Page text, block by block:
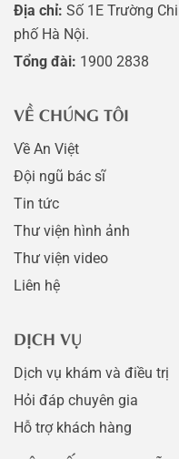
Địa chỉ: Số 1E Trường
phố Hà Nội.
Tổng đài: 1900 2838
VỀ CHÚNG TÔI
Về An Việt
Đội ngũ bác sĩ
Tin tức
Thư viện hình ảnh
Thư viện video
Liên hệ
DỊCH VỤ
Dịch vụ khám và điều trị
Hỏi đáp chuyên gia
Hỗ trợ khách hàng